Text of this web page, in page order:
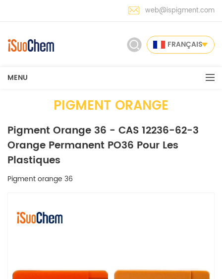
web@ispigment.com
FRANÇAIS
MENU
PIGMENT ORANGE
Pigment Orange 36 - CAS 12236-62-3
Orange Permanent PO36 Pour Les
Plastiques
Pigment orange 36